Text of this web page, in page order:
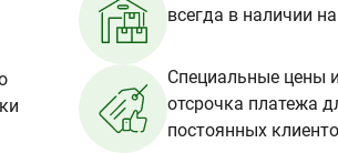
всегда в наличии
Специальные цены и
отсрочка платежа
постоянных